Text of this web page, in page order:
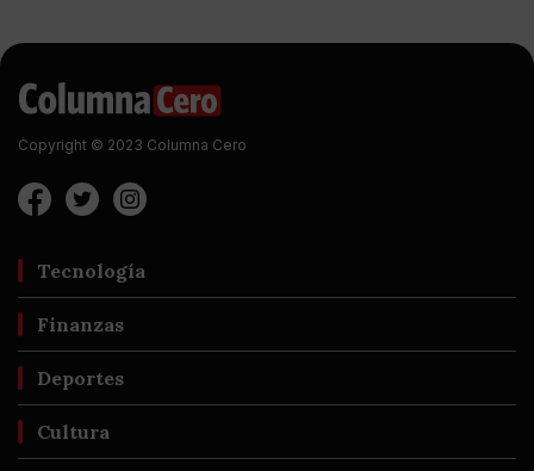
Copyright © 2023 Columna Cero
Tecnología
Finanzas
Deportes
Cultura